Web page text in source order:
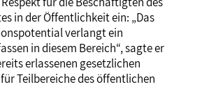
in der Öffentlichkeit ein: „Das
verlangt ein
in diesem Bereich“, sagte er
erlassenen gesetzlichen
Teilbereiche des öffentlichen